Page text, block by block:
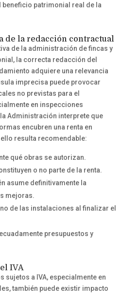
beneficio patrimonial real de la
de la redacción contractual
de la administración de fincas y
la correcta redacción del
adquiere una relevancia
imprecisa puede provocar
no previstas para el
en inspecciones
Administración interprete que
encubren una renta en
resulta recomendable:
qué obras se autorizan.
o no parte de la renta.
asume definitivamente la
mejoras.
de las instalaciones al finalizar el
presupuestos y
IVA
sujetos a IVA, especialmente en
también puede existir impacto